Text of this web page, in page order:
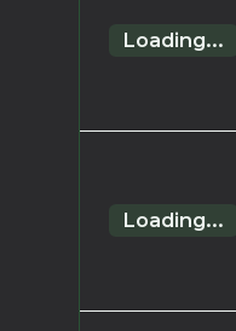
Loading...
Loading...